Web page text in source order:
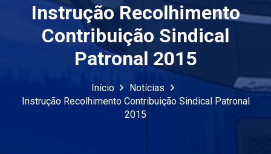
Instrução Recolhimento
Contribuição Sindical
Patronal 2015
Início
Notícias
Instrução Recolhimento Contribuição Sindical Patronal
2015